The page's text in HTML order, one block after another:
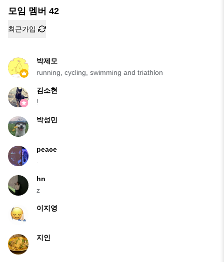
모임 멤버 42
최근가입
박제모
running, cycling, swimming and triathlon
김소현
!
박성민
peace
hn
z
이지영
지인